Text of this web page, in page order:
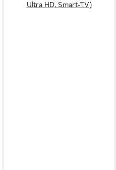
Ultra HD, Smart-TV)